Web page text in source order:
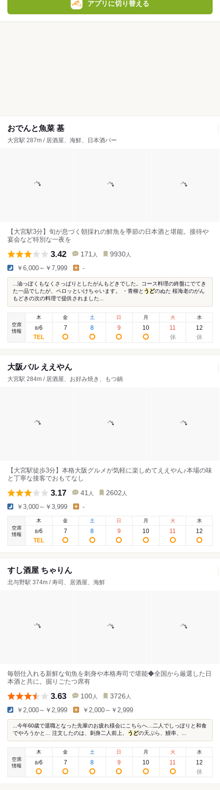
アプリに切り替える
おでんと魚菜 基
大宮駅 287m / 居酒屋、海鮮、日本酒バー
【大宮駅3分】旬が息づく朝採れの鮮魚を季節の日本酒と堪能。接待や
宴会など特別な一夜を
3.42 171 人 9930 人
￥6,000～￥7,999 -
...油っぽくもなくさっぱりとしたがんもどきでした。コース料理の終盤にでてき
た一品でしたが、ペロッといけちゃいます。 ・青柳と うどのぬた 桜海老のがん
もどきの次の料理で提供されました...
空席
情報
木
8/6
金
7
土
8
日
9
月
10
火
11
水
12
大阪バル ええやん
大宮駅 284m / 居酒屋、お好み焼き、もつ鍋
【大宮駅徒歩3分】本格大阪グルメが気軽に楽しめてええやん♪本場の味
と丁寧な接客でおもてなし
3.17 41 人 2602 人
￥3,000～￥3,999 -
空席
情報
木
8/6
金
7
土
8
日
9
月
10
火
11
水
12
すし酒屋 ちゃりん
北与野駅 374m / 寿司、居酒屋、海鮮
毎朝仕入れる新鮮な旬魚を刺身や本格寿司で堪能◆全国から厳選した日
本酒と共に。掘りごたつ席有
3.63 100 人 3726 人
￥2,000～￥2,999 ￥2,000～￥2,999
...今年60歳で退職となった先輩のお疲れ様会にこちらへ…二人でしっぽりと和食
でやろうかと… 注文したのは、刺身二人前上、 うどの天ぷら、鰻串、...
空席
情報
木
8/6
金
7
土
8
日
9
月
10
火
11
水
12